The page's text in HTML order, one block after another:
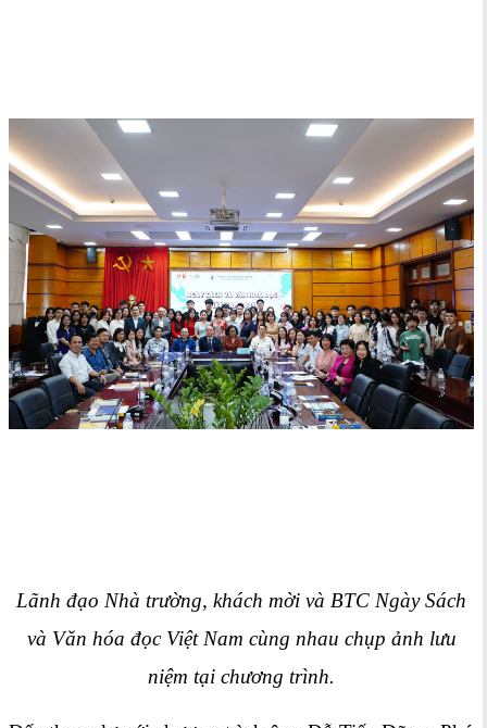
Lãnh đạo Nhà trường, khách mời và BTC Ngày Sách
và Văn hóa đọc Việt Nam cùng nhau chụp ảnh lưu
niệm tại chương trình.